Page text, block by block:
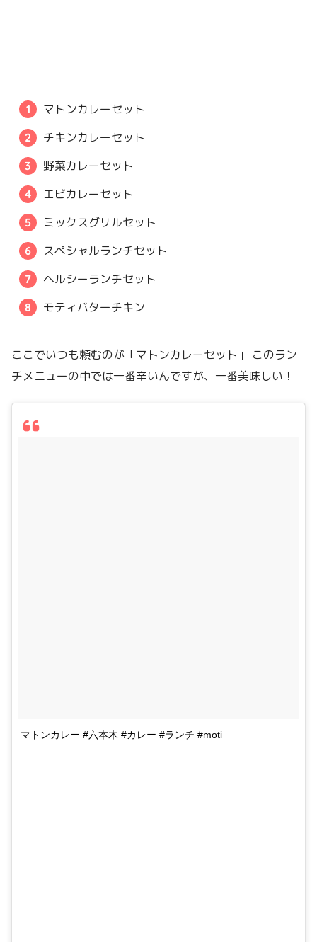
マトンカレーセット
チキンカレーセット
野菜カレーセット
エビカレーセット
ミックスグリルセット
スペシャルランチセット
ヘルシーランチセット
モティバターチキン
ここでいつも頼むのが「マトンカレーセット」 このラン
チメニューの中では一番辛いんですが、一番美味しい！
マトンカレー #六本木 #カレー #ランチ #moti